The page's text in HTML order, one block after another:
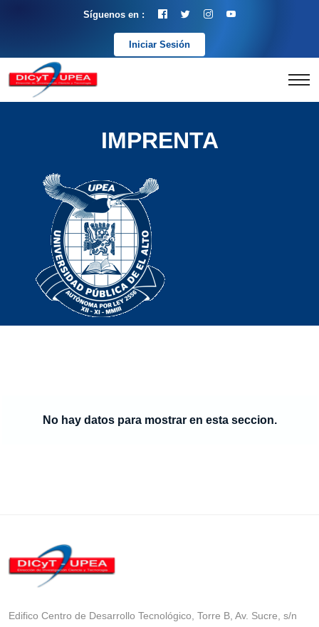
Síguenos en :
Iniciar Sesión
IMPRENTA
No hay datos para mostrar en esta seccion.
Edifico Centro de Desarrollo Tecnológico, Torre B, Av. Sucre, s/n